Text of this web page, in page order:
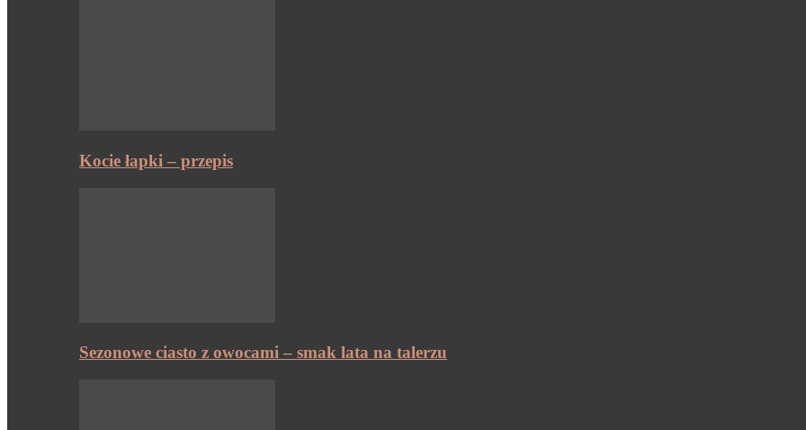
Kocie łapki – przepis
Sezonowe ciasto z owocami – smak lata na talerzu